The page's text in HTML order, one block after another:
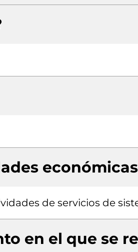
de servicios de
en el que se